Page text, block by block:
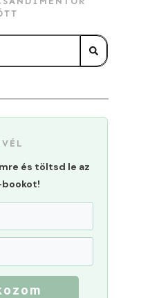
és töltsd le az